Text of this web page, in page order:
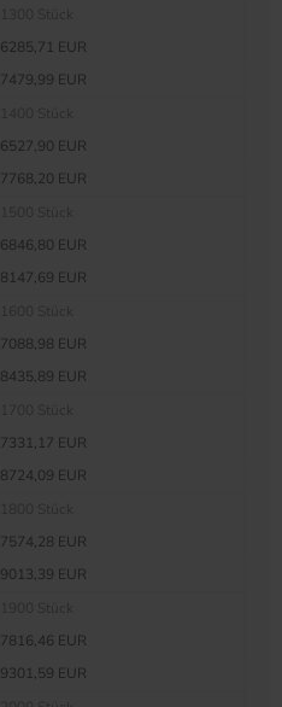
6285,71 EUR
7479,99 EUR
6527,90 EUR
7768,20 EUR
6846,80 EUR
8147,69 EUR
7088,98 EUR
8435,89 EUR
7331,17 EUR
8724,09 EUR
7574,28 EUR
9013,39 EUR
7816,46 EUR
9301,59 EUR